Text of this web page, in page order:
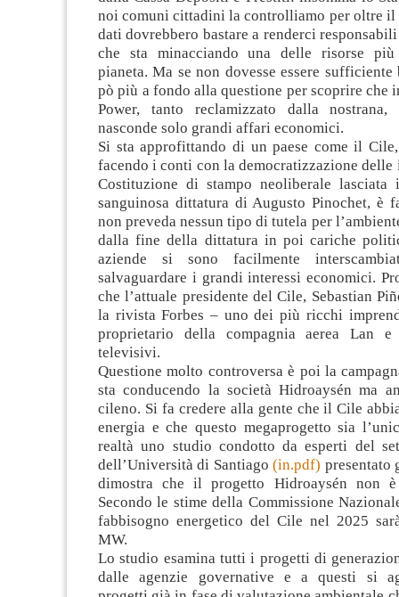
noi comuni cittadini la controlliamo per oltre il
dati dovrebbero bastare a renderci
che sta minacciando una delle risorse
pianeta. Ma se non dovesse essere sufficiente
pò più a fondo alla questione per scoprire che
Power, tanto reclamizzato dalla
nasconde solo grandi affari economici.
Si sta approfittando di un paese come il
facendo i conti con la democratizzazione
Costituzione di stampo neoliberale lasciata
sanguinosa dittatura di Augusto Pinochet, è
non preveda nessun tipo di tutela per
dalla fine della dittatura in poi cariche
aziende si sono facilmente
salvaguardare i grandi interessi economici.
che l’attuale presidente del Cile, Sebastian
la rivista Forbes – uno dei più ricchi
proprietario della compagnia aerea Lan
televisivi.
Questione molto controversa è poi la
sta conducendo la società Hidroaysén ma
cileno. Si fa credere alla gente che il Cile
energia e che questo megaprogetto sia
realtà uno studio condotto da esperti del
dell’Università di Santiago(in.pdf) presentato
dimostra che il progetto Hidroaysén non è
Secondo le stime della Commissione
fabbisogno energetico del Cile nel 2025
MW.
Lo studio esamina tutti i progetti di
dalle agenzie governative e a questi si